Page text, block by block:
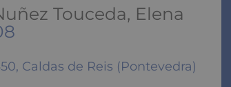
Touceda, Elena
Caldas de Reis (Pontevedra)